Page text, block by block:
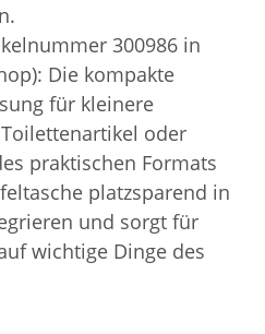
300986 in
Die kompakte
für kleinere
oder
praktischen Formats
platzsparend in
und sorgt für
wichtige Dinge des